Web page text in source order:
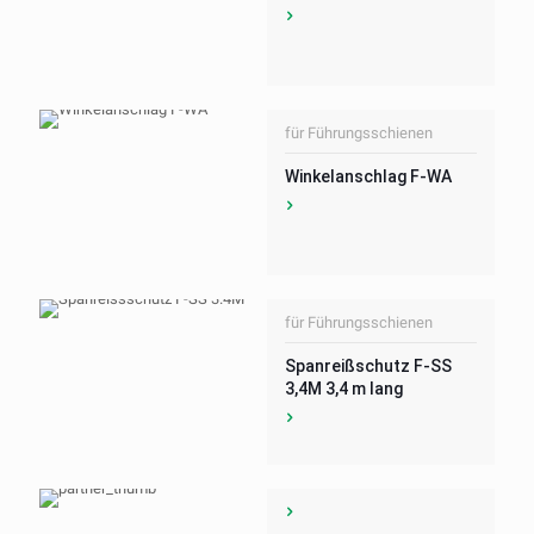
für Führungsschienen
Winkelanschlag F-WA
für Führungsschienen
Spanreißschutz F-SS
3,4M 3,4 m lang